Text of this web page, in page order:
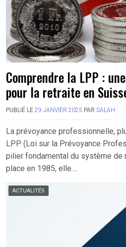
Comprendre la LPP :
pour la retraite en
PUBLIÉ LE 29 JANVIER 2025 PAR SALAH
La prévoyance professionnelle,
LPP (Loi sur la Prévoyance
pilier fondamental du système de
place en 1985, elle….
ACTUALITÉS